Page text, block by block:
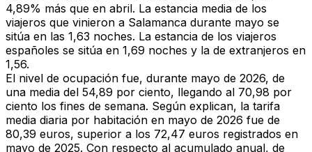
4,89% más que en abril. La estancia media de los
viajeros que vinieron a Salamanca durante mayo se
sitúa en las 1,63 noches. La estancia de los viajeros
españoles se sitúa en 1,69 noches y la de extranjeros en
1,56.
El nivel de ocupación fue, durante mayo de 2026, de
una media del 54,89 por ciento, llegando al 70,98 por
ciento los fines de semana. Según explican, la tarifa
media diaria por habitación en mayo de 2026 fue de
80,39 euros, superior a los 72,47 euros registrados en
mayo de 2025. Con respecto al acumulado anual, de